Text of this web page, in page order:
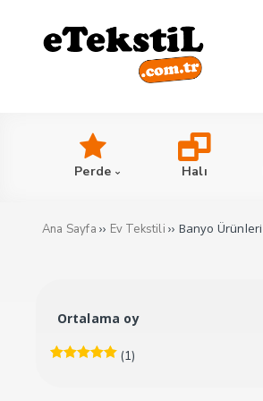
Perde Halı
Ana Sayfa ›› Ev Tekstili ›› Banyo Ürünleri
Ortalama oy
(1)